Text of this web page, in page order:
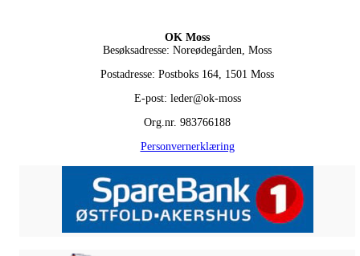
OK Moss
Besøksadresse: Noreødegården, Moss
Postadresse: Postboks 164, 1501 Moss
E-post: leder@ok-moss
Org.nr. 983766188
Personvernerklæring